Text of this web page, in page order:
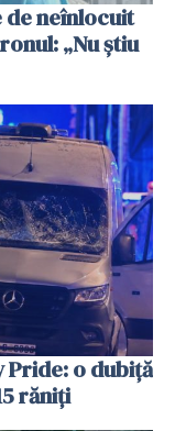
de neînlocuit
„Nu știu
Pride: o dubiță
răniți